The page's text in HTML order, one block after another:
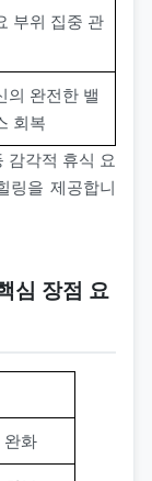
부위 집중 관
의 완전한 밸
회복
감각적 휴식 요
링을 제공합니
심 장점 요
완화